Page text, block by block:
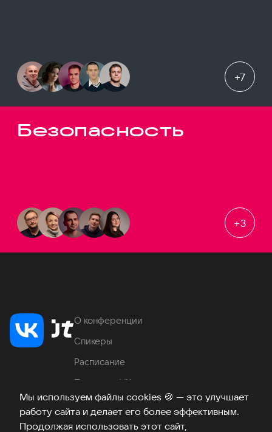
Мы используем файлы cookies 🍪 — это улучшает
работу сайта и делает его более эффективным.
Продолжая использовать этот сайт,
+7
Безопасность
+3
О конференции
Спикеры
Расписание
Продукты VK
Место проведения
Часто задаваемые вопросы